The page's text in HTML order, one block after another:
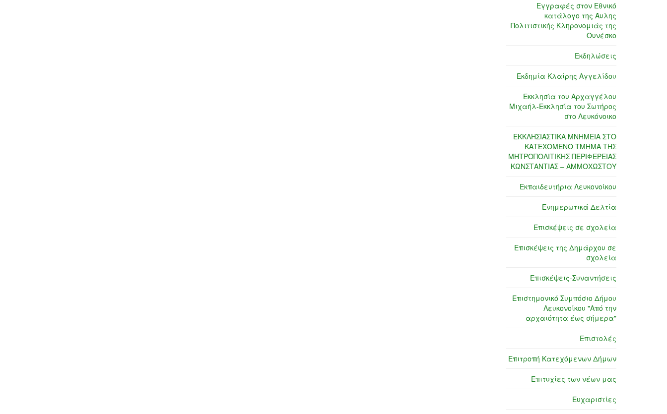
Εγγραφές στον Εθνικό
κατάλογο της Άυλης
Πολιτιστικής Κληρονομιάς της
Ουνέσκο
Εκδηλώσεις
Εκδημία Κλαίρης Αγγελίδου
Εκκλησία του Αρχαγγέλου
Μιχαήλ-Εκκλησία του Σωτήρος
στο Λευκόνοικο
ΕΚΚΛΗΣΙΑΣΤΙΚΑ ΜΝΗΜΕΙΑ ΣΤΟ
ΚΑΤΕΧΟΜΕΝΟ ΤΜΗΜΑ ΤΗΣ
ΜΗΤΡΟΠΟΛΙΤΙΚΗΣ ΠΕΡΙΦΕΡΕΙΑΣ
ΚΩΝΣΤΑΝΤΙΑΣ – ΑΜΜΟΧΩΣΤΟΥ
Εκπαιδευτήρια Λευκονοίκου
Ενημερωτικά Δελτία
Επισκέψεις σε σχολεία
Επισκέψεις της Δημάρχου σε
σχολεία
Επισκέψεις-Συναντήσεις
Επιστημονικό Συμπόσιο Δήμου
Λευκονοίκου "Από την
αρχαιότητα έως σήμερα"
Επιστολές
Επιτροπή Κατεχόμενων Δήμων
Επιτυχίες των νέων μας
Ευχαριστίες